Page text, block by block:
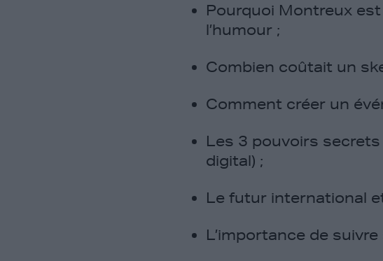
Pourquoi Montreux
l’humour ;
Combien coûtait un
Comment créer un
Les 3 pouvoirs secrets
digital) ;
Le futur international
L’importance de